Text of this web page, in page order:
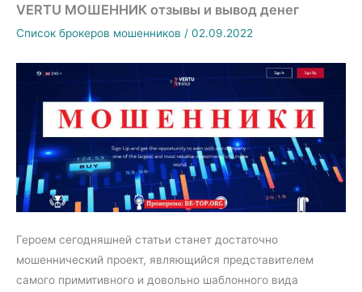
VERTU МОШЕННИК отзывы и вывод денег
Список брокеров мошенников / 02.09.2022
Героем сегодняшней статьи станет достаточно
мошеннический проект, являющийся представителем
самого примитивного и довольно шаблонного вида